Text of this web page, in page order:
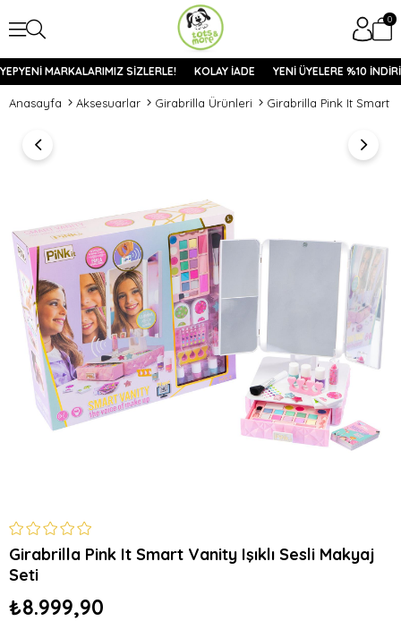
0
YEPYENİ MARKALARIMIZ SİZLERLE! KOLAY İADE YENİ ÜYELERE %10
Anasayfa Aksesuarlar Girabrilla Ürünleri Girabrilla Pink It Smart
Girabrilla Pink It Smart Vanity Işıklı Sesli Makyaj
Seti
₺8.999,90